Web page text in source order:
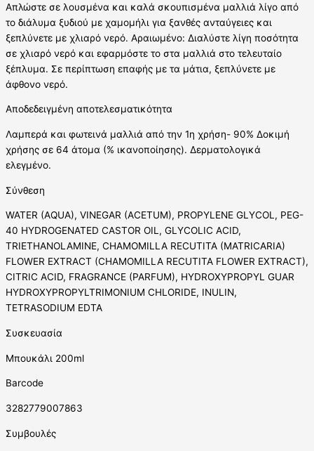
Απλώστε σε λουσμένα και καλά σκουπισμένα μαλλιά λίγο από
το διάλυμα ξυδιού με χαμομήλι για ξανθές ανταύγειες και
ξεπλύνετε με χλιαρό νερό. Αραιωμένο: Διαλύστε λίγη ποσότητα
σε χλιαρό νερό και εφαρμόστε το στα μαλλιά στο τελευταίο
ξέπλυμα. Σε περίπτωση επαφής με τα μάτια, ξεπλύνετε με
άφθονο νερό.
Αποδεδειγμένη αποτελεσματικότητα
Λαμπερά και φωτεινά μαλλιά από την 1η χρήση- 90% Δοκιμή
χρήσης σε 64 άτομα (% ικανοποίησης). Δερματολογικά
ελεγμένο.
Σύνθεση
WATER (AQUA), VINEGAR (ACETUM), PROPYLENE GLYCOL, PEG-
40 HYDROGENATED CASTOR OIL, GLYCOLIC ACID,
TRIETHANOLAMINE, CHAMOMILLA RECUTITA (MATRICARIA)
FLOWER EXTRACT (CHAMOMILLA RECUTITA FLOWER EXTRACT),
CITRIC ACID, FRAGRANCE (PARFUM), HYDROXYPROPYL GUAR
HYDROXYPROPYLTRIMONIUM CHLORIDE, INULIN,
TETRASODIUM EDTA
Συσκευασία
Μπουκάλι 200ml
Barcode
3282779007863
Συμβουλές